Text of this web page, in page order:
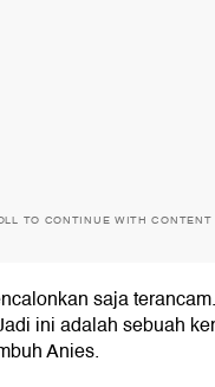
TO CONTINUE WITH CONTENT
saja
ini adalah sebuah
Anies.